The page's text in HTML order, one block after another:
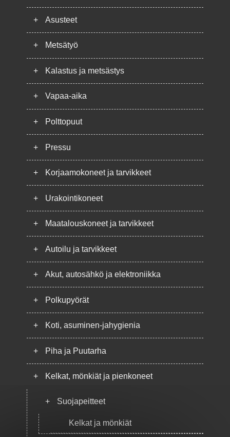
+ Asusteet
+ Metsätyö
+ Kalastus ja metsästys
+ Vapaa-aika
+ Polttopuut
+ Pressu
+ Korjaamokoneet ja tarvikkeet
+ Urakointikoneet
+ Maatalouskoneet ja tarvikkeet
+ Autoilu ja tarvikkeet
+ Akut, autosähkö ja elektroniikka
+ Polkupyörät
+ Koti, asuminen-jahygienia
+ Piha ja Puutarha
+ Kelkat, mönkiät ja pienkoneet
+ Suojapeitteet
Kelkat ja mönkiät